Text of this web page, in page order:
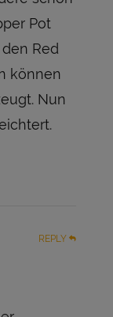
Pot
Red
können
Nun
REPLY